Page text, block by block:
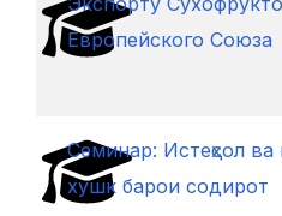
Европейского Cоюза
Семинар: Истеҳсол ва
хушк барои содирот